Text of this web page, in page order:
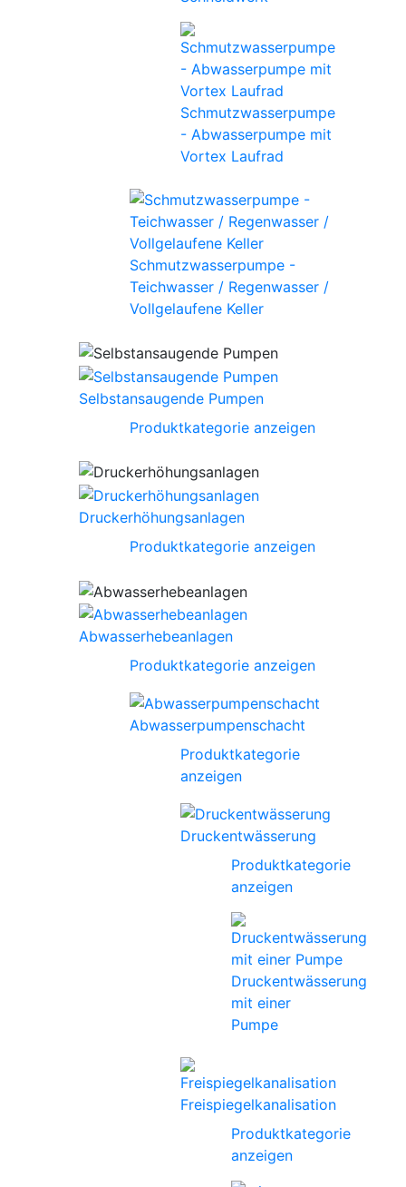
Schmutzwasserpumpe
- Abwasserpumpe mit
Vortex Laufrad
Schmutzwasserpumpe -
Teichwasser / Regenwasser /
Vollgelaufene Keller
Selbstansaugende Pumpen
Produktkategorie anzeigen
Druckerhöhungsanlagen
Produktkategorie anzeigen
Abwasserhebeanlagen
Produktkategorie anzeigen
Abwasserpumpenschacht
Produktkategorie
anzeigen
Druckentwässerung
Produktkategorie
anzeigen
Druckentwässerung
mit einer
Pumpe
Freispiegelkanalisation
Produktkategorie
anzeigen